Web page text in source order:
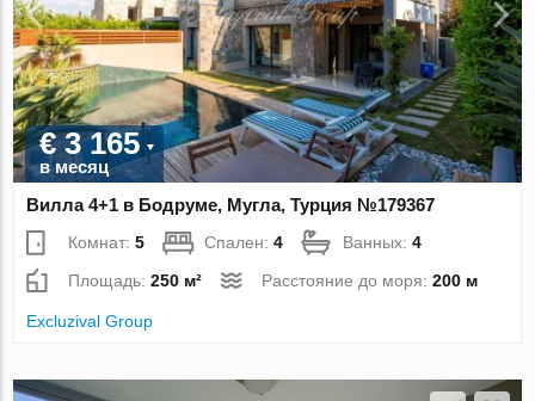
€ 3 165
в месяц
Вилла 4+1 в Бодруме, Мугла, Турция №179367
Комнат:5 Спален:4 Ванных:4
Площадь:250 м² Расстояние до моря:200 м
Excluzival Group